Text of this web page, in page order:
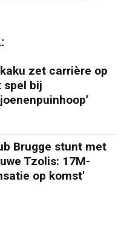
zet carrière op
spel bij
Brugge stunt met
Tzolis: 17M-
op komst'